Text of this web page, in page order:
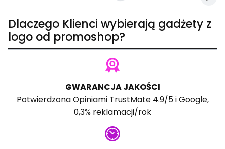
Dlaczego Klienci wybierają gadżety z
logo od promoshop?
GWARANCJA JAKOŚCI
PotwierdzonaOpiniami TrustMate4.9/5 iGoogle,
0,3% reklamacji/rok